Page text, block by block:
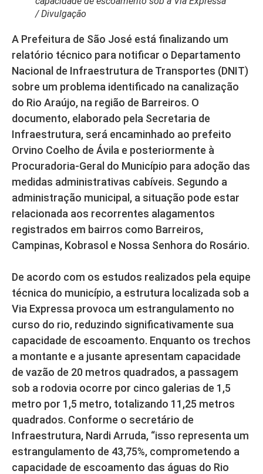
/ Divulgação
A Prefeitura de São José está finalizando um
relatório técnico para notificar o Departamento
Nacional de Infraestrutura de Transportes (DNIT)
sobre um problema identificado na canalização
do Rio Araújo, na região de Barreiros. O
documento, elaborado pela Secretaria de
Infraestrutura, será encaminhado ao prefeito
Orvino Coelho de Ávila e posteriormente à
Procuradoria-Geral do Município para adoção das
medidas administrativas cabíveis. Segundo a
administração municipal, a situação pode estar
relacionada aos recorrentes alagamentos
registrados em bairros como Barreiros,
Campinas, Kobrasol e Nossa Senhora do Rosário.
De acordo com os estudos realizados pela equipe
técnica do município, a estrutura localizada sob a
Via Expressa provoca um estrangulamento no
curso do rio, reduzindo significativamente sua
capacidade de escoamento. Enquanto os trechos
a montante e a jusante apresentam capacidade
de vazão de 20 metros quadrados, a passagem
sob a rodovia ocorre por cinco galerias de 1,5
metro por 1,5 metro, totalizando 11,25 metros
quadrados. Conforme o secretário de
Infraestrutura, Nardi Arruda, “isso representa um
estrangulamento de 43,75%, comprometendo a
capacidade de escoamento das águas do Rio